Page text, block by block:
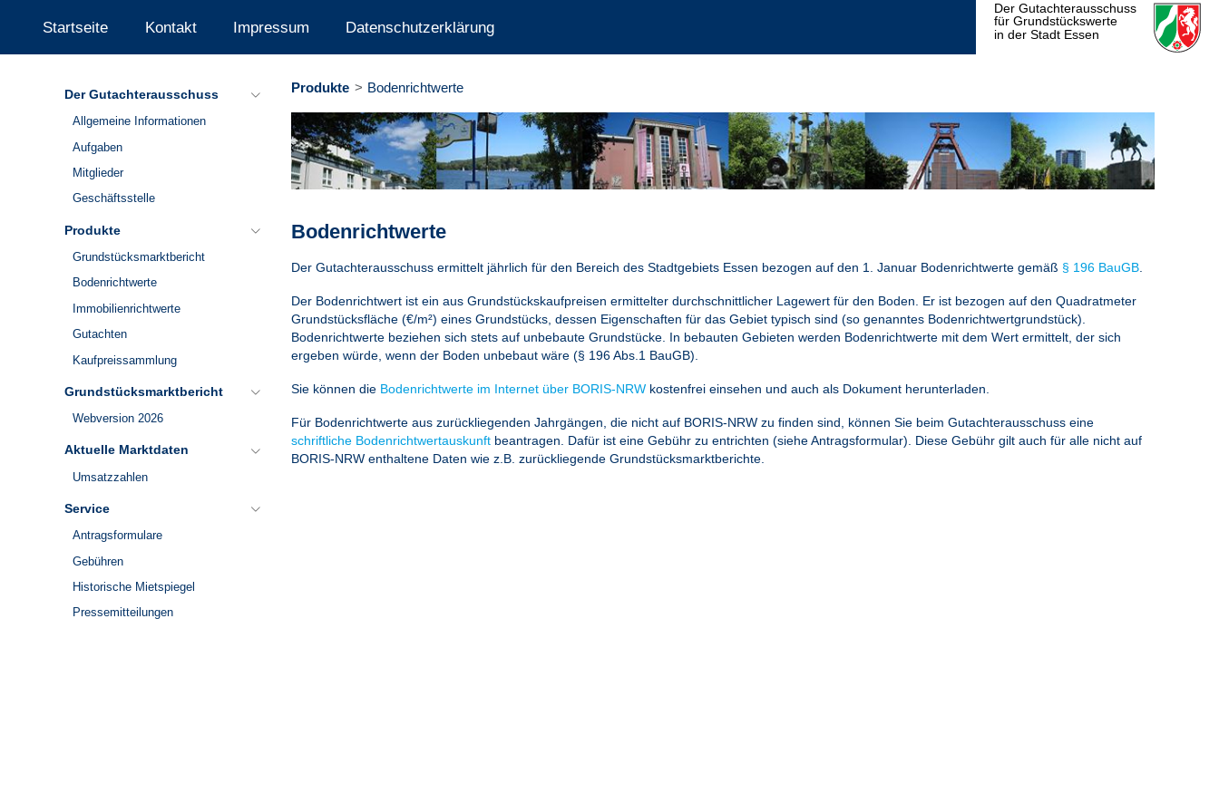
Startseite Kontakt Impressum Datenschutzerklärung
Der Gutachterausschuss
Allgemeine Informationen
Aufgaben
Mitglieder
Geschäftsstelle
Produkte
Grundstücksmarktbericht
Bodenrichtwerte
Immobilienrichtwerte
Gutachten
Kaufpreissammlung
Grundstücksmarktbericht
Webversion 2026
Aktuelle Marktdaten
Umsatzzahlen
Service
Antragsformulare
Gebühren
Historische Mietspiegel
Pressemitteilungen
Produkte Bodenrichtwerte
Bodenrichtwerte
Der Gutachterausschuss ermittelt jährlich für den Bereich des Stadtgebiets Essen bezogen auf den 1. Januar Bodenrichtwerte gemäß § 196 BauGB.
Der Bodenrichtwert ist ein aus Grundstückskaufpreisen ermittelter durchschnittlicher Lagewert für den Boden. Er ist bezogen auf den Quadratmeter
Grundstücksfläche (€/m²) eines Grundstücks, dessen Eigenschaften für das Gebiet typisch sind (so genanntes Bodenrichtwertgrundstück).
Bodenrichtwerte beziehen sich stets auf unbebaute Grundstücke. In bebauten Gebieten werden Bodenrichtwerte mit dem Wert ermittelt, der sich
ergeben würde, wenn der Boden unbebaut wäre (§ 196 Abs.1 BauGB).
Sie können die Bodenrichtwerte im Internet über BORIS-NRW kostenfrei einsehen und auch als Dokument herunterladen.
Für Bodenrichtwerte aus zurückliegenden Jahrgängen, die nicht auf BORIS-NRW zu finden sind, können Sie beim Gutachterausschuss eine
schriftliche Bodenrichtwertauskunft beantragen. Dafür ist eine Gebühr zu entrichten (siehe Antragsformular). Diese Gebühr gilt auch für alle nicht auf
BORIS-NRW enthaltene Daten wie z.B. zurückliegende Grundstücksmarktberichte.